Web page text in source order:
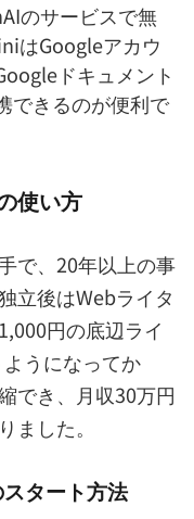
のサービスで無
はGoogleアカウ
ドキュメント
できるのが便利で
使い方
で、20年以上の事
立後はWebライタ
円の底辺ライ
うになってか
でき、月収30万円
ました。
タート方法